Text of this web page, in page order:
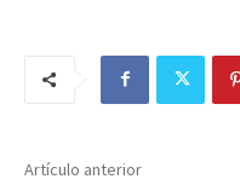
Artículo anterior